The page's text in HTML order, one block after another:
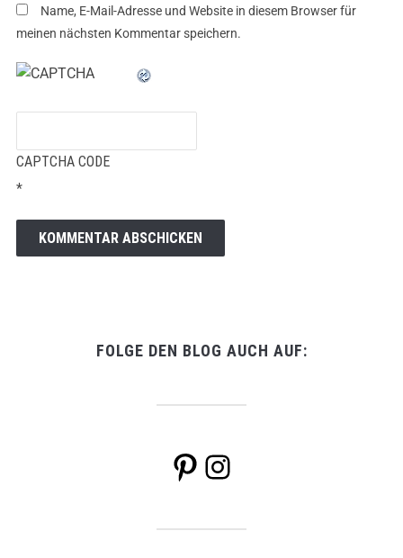
Name, E-Mail-Adresse und Website in diesem Browser für
meinen nächsten Kommentar speichern.
CAPTCHA CODE
*
FOLGE DEN BLOG AUCH AUF:
Pinterest
Instagram